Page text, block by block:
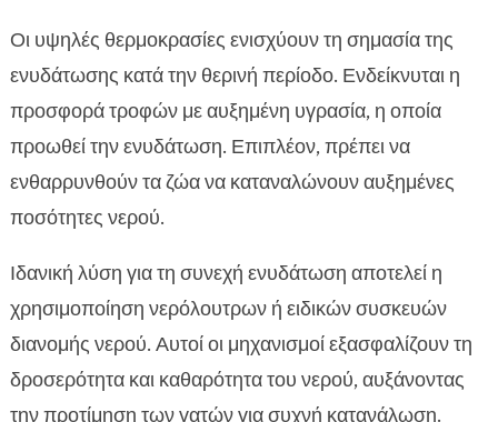
Οι υψηλές θερμοκρασίες ενισχύουν τη σημασία της
ενυδάτωσης κατά την θερινή περίοδο. Ενδείκνυται η
προσφορά τροφών με αυξημένη υγρασία, η οποία
προωθεί την ενυδάτωση. Επιπλέον, πρέπει να
ενθαρρυνθούν τα ζώα να καταναλώνουν αυξημένες
ποσότητες νερού.
Ιδανική λύση για τη συνεχή ενυδάτωση αποτελεί η
χρησιμοποίηση νερόλουτρων ή ειδικών συσκευών
διανομής νερού. Αυτοί οι μηχανισμοί εξασφαλίζουν τη
δροσερότητα και καθαρότητα του νερού, αυξάνοντας
την προτίμηση των γατών για συχνή κατανάλωση.